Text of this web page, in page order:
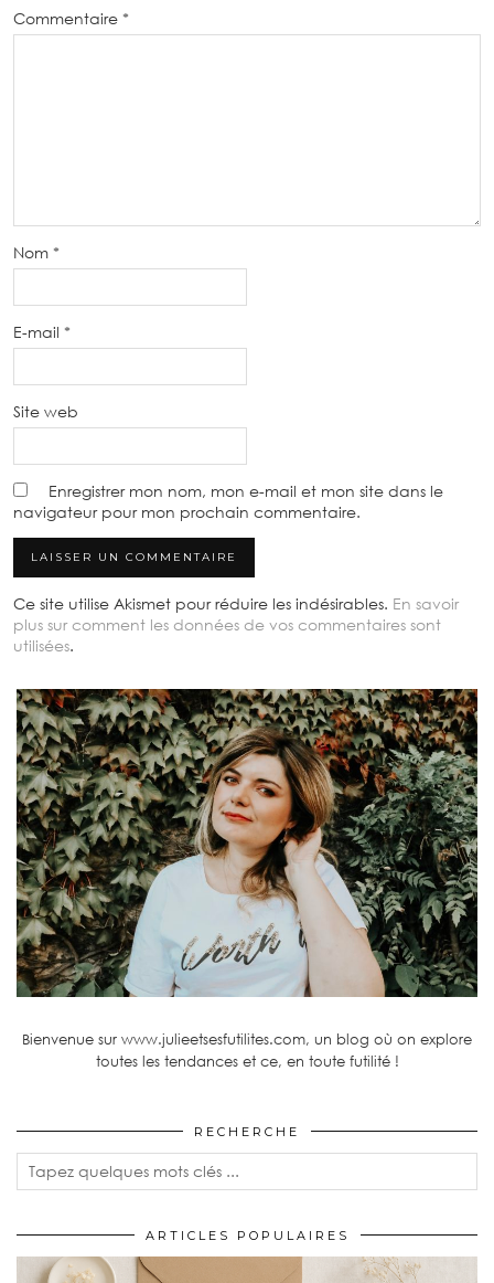
Commentaire *
Nom *
E-mail *
Site web
Enregistrer mon nom, mon e-mail et mon site dans le
navigateur pour mon prochain commentaire.
Ce site utilise Akismet pour réduire les indésirables. En savoir
plus sur comment les données de vos commentaires sont
utilisées.
Bienvenue sur www.julieetsesfutilites.com, un blog où on explore
toutes les tendances et ce, en toute futilité !
RECHERCHE
ARTICLES POPULAIRES